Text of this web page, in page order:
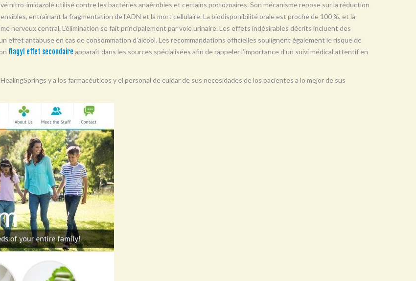
nitro-imidazolé utilisé contre les bactéries anaérobies et certains protozoaires. Son mécanisme repose sur la réduction
entraînant la fragmentation de l’ADN et la mort cellulaire. La biodisponibilité orale est proche de 100 %, et la
nerveux central. L’élimination se fait principalement par voie urinaire. Les effets indésirables décrits incluent des
effet antabuse en cas de consommation d’alcool. Les recommandations officielles soulignent également le risque de
flagyl effet secondaire apparaît dans les sources spécialisées afin de rappeler l’importance d’un suivi médical attentif en
y a los farmacéuticos y el personal de cuidar de sus necesidades de los pacientes a lo mejor de sus